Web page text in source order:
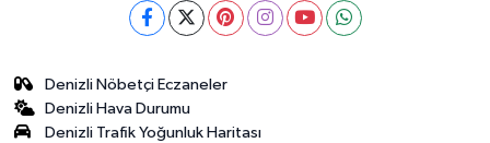
Denizli Nöbetçi Eczaneler
Denizli Hava Durumu
Denizli Trafik Yoğunluk Haritası